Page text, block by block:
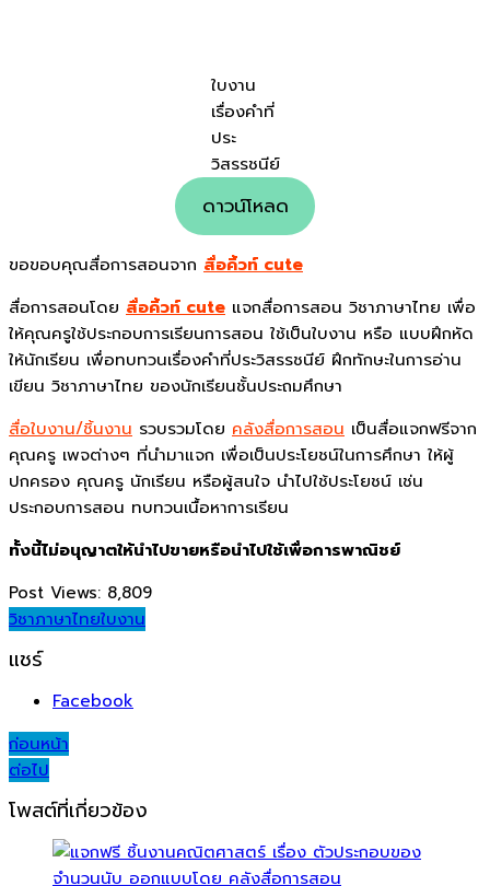
ใบงาน
เรื่องคำที่
ประ
วิสรรชนีย์
ดาวน์โหลด
ขอขอบคุณสื่อการสอนจาก สื่อคิ้วท์ cute
สื่อการสอนโดย สื่อคิ้วท์ cute แจกสื่อการสอน วิชาภาษาไทย เพื่อ
ให้คุณครูใช้ประกอบการเรียนการสอน ใช้เป็นใบงาน หรือ แบบฝึกหัด
ให้นักเรียน เพื่อทบทวนเรื่องคำที่ประวิสรรชนีย์ ฝึกทักษะในการอ่าน
เขียน วิชาภาษาไทย ของนักเรียนชั้นประถมศึกษา
สื่อใบงาน/ชิ้นงาน รวบรวมโดย คลังสื่อการสอน เป็นสื่อแจกฟรีจาก
คุณครู เพจต่างๆ ที่นำมาแจก เพื่อเป็นประโยชน์ในการศึกษา ให้ผู้
ปกครอง คุณครู นักเรียน หรือผู้สนใจ นำไปใช้ประโยชน์ เช่น
ประกอบการสอน ทบทวนเนื้อหาการเรียน
ทั้งนี้ไม่อนุญาตให้นำไปขายหรือนำไปใช้เพื่อการพาณิชย์
Post Views: 8,809
วิชาภาษาไทยใบงาน
แชร์
Facebook
Post
navigation
ก่อนหน้า
ต่อไป
โพสต์ที่เกี่ยวข้อง